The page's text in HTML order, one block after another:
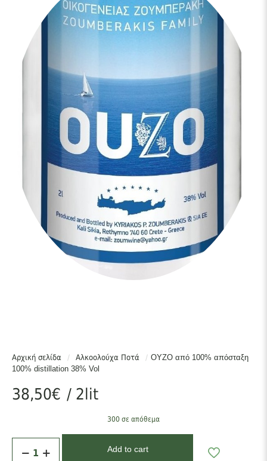
διατίθεται!
Αρχική σελίδα / Αλκοολούχα Ποτά / OΥZO από 100% απόσταξη
100% distillation 38% Vol
38,50€ / 2lit
300 σε απόθεμα
από
Add to cart